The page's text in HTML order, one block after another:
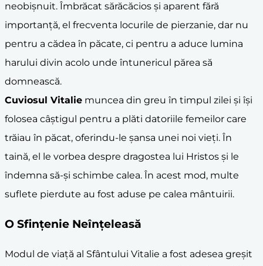
neobișnuit. Îmbrăcat sărăcăcios și aparent fără
importanță, el frecventa locurile de pierzanie, dar nu
pentru a cădea în păcate, ci pentru a aduce lumina
harului divin acolo unde întunericul părea să
domnească.
Cuviosul Vitalie muncea din greu în timpul zilei și își
folosea câștigul pentru a plăti datoriile femeilor care
trăiau în păcat, oferindu-le șansa unei noi vieți. În
taină, el le vorbea despre dragostea lui Hristos și le
îndemna să-și schimbe calea. În acest mod, multe
suflete pierdute au fost aduse pe calea mântuirii.
O Sfințenie Neînțeleasă
Modul de viață al Sfântului Vitalie a fost adesea greșit